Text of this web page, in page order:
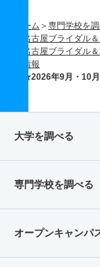
ホーム 専門学校を
名古屋ブライダル
名古屋ブライダル
情報
★2026年9月・10
大学を調べる
専門学校を調べる
オープンキャンパ